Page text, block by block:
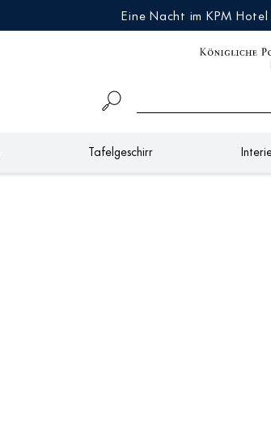
Eine Nacht im KPM
Tafelgeschirr